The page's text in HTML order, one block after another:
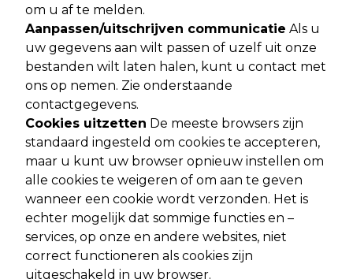
om u af te melden.
Aanpassen/uitschrijven communicatie Als u
uw gegevens aan wilt passen of uzelf uit onze
bestanden wilt laten halen, kunt u contact met
ons op nemen. Zie onderstaande
contactgegevens.
Cookies uitzetten De meeste browsers zijn
standaard ingesteld om cookies te accepteren,
maar u kunt uw browser opnieuw instellen om
alle cookies te weigeren of om aan te geven
wanneer een cookie wordt verzonden. Het is
echter mogelijk dat sommige functies en –
services, op onze en andere websites, niet
correct functioneren als cookies zijn
uitgeschakeld in uw browser.